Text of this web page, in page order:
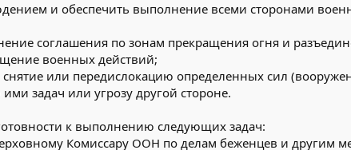
и обеспечить выполнение всеми сторонами
соглашения по зонам прекращения огня и
военных действий;
снятие или передислокацию определенных сил
задач или угрозу другой стороне.
к выполнению следующих задач:
Комиссару ООН по делам беженцев и другим